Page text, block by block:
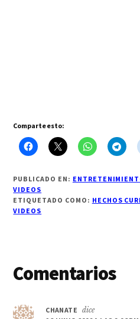
Comparte esto:
PUBLICADO EN:
VIDEOS
ETIQUETADO COMO: HECHOS
VIDEOS
Interacciones
Comentarios
CHANATE dice